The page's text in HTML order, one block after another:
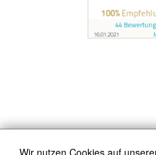
Wir nutzen Cookies auf